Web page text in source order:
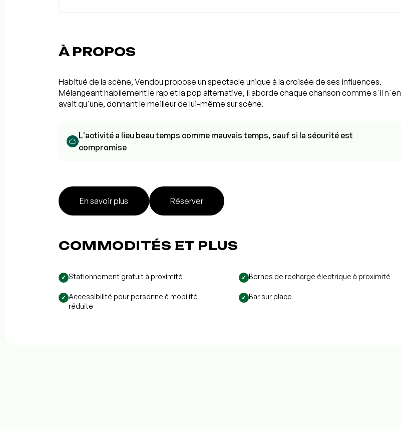
À PROPOS
Habitué de la scène, Vendou propose un spectacle unique à la croisée de ses influences.
Mélangeant habilement le rap et la pop alternative, il aborde chaque chanson comme s'il n'en
avait qu'une, donnant le meilleur de lui-même sur scène.
L'activité a lieu beau temps comme mauvais temps, sauf si la sécurité est
compromise
En savoir plus Réserver
COMMODITÉS ET PLUS
✓ Stationnement gratuit à proximité ✓ Bornes de recharge électrique à proximité
✓ Accessibilité pour personne à mobilité
réduite
✓ Bar sur place